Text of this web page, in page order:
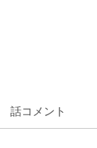
話コメント